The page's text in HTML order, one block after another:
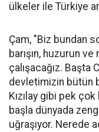
ülkeler ile Türkiye
Çam, "Biz bundan
barışın, huzurun
çalışacağız. Başta
devletimizin bütün
Kızılay gibi pek
başla dünyada
uğraşıyor. Nerede